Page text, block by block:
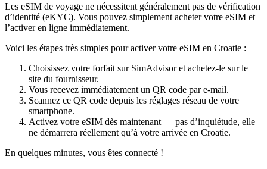
Les eSIM de voyage ne nécessitent généralement pas de vérification
d’identité (eKYC). Vous pouvez simplement acheter votre eSIM et
l’activer en ligne immédiatement.
Voici les étapes très simples pour activer votre eSIM en Croatie :
Choisissez votre forfait sur SimAdvisor et achetez-le sur le
site du fournisseur.
Vous recevez immédiatement un QR code par e-mail.
Scannez ce QR code depuis les réglages réseau de votre
smartphone.
Activez votre eSIM dès maintenant — pas d’inquiétude, elle
ne démarrera réellement qu’à votre arrivée en Croatie.
En quelques minutes, vous êtes connecté !